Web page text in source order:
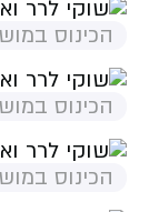
הכינוס
הכינוס
הכינוס